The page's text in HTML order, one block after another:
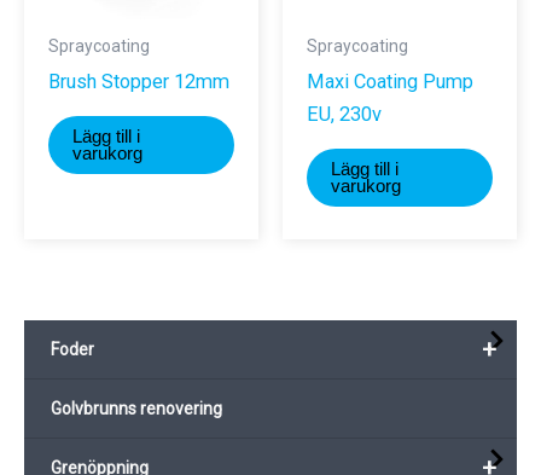
Spraycoating
Brush Stopper 12mm
Lägg till i
varukorg
Spraycoating
Maxi Coating Pump
EU, 230v
Lägg till i
varukorg
+
Foder
Golvbrunns renovering
+
Grenöppning